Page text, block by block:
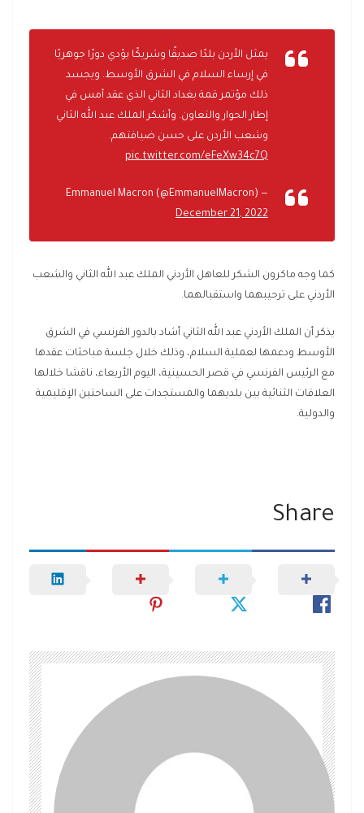
يمثل الأردن بلدًا صديقًا وشريكًا يؤدي دورًا جوهريًا
في إرساء السلام في الشرق الأوسط. ويجسد
ذلك مؤتمر قمة بغداد الثاني الذي عقد أمس في
إطار الحوار والتعاون. وأشكر الملك عبد الله الثاني
وشعب الأردن على حسن ضيافتهم.
pic.twitter.com/eFeXw34c7Q
— Emmanuel Macron (@EmmanuelMacron)
December 21, 2022
كما وجه ماكرون الشكر للعاهل الأردني الملك عبد الله الثاني والشعب
الأردني على ترحيبهما واستقبالهما.
يذكر أن الملك الأردني عبد الله الثاني أشاد بالدور الفرنسي في الشرق
الأوسط ودعمها لعملية السلام، وذلك خلال جلسة مباحثات عقدها
مع الرئيس الفرنسي في قصر الحسينية، اليوم الأربعاء، ناقشا خلالها
العلاقات الثنائية بين بلديهما والمستجدات على الساحتين الإقليمية
والدولية.
Share